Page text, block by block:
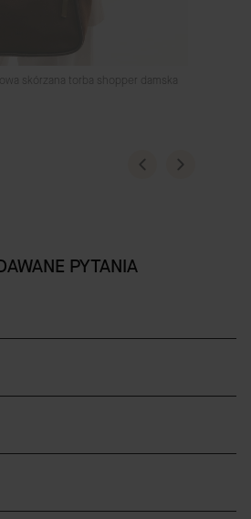
skórzana torba shopper damska
PYTANIA